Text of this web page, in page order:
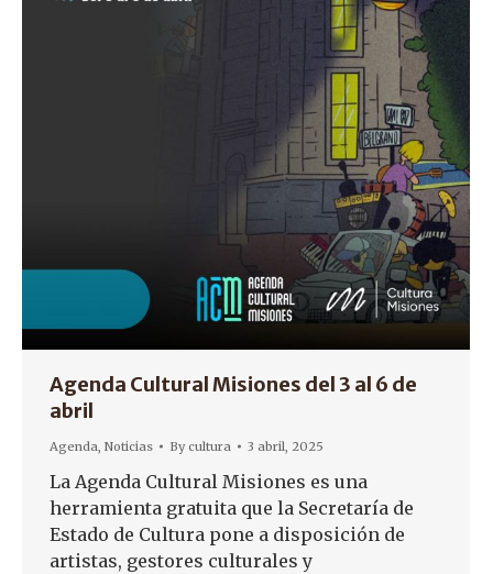
Agenda Cultural Misiones del 3 al 6 de
abril
Agenda Noticias Bycultura 3 abril, 2025
La Agenda Cultural Misiones es una
herramienta gratuita que la Secretaría de
Estado de Cultura pone a disposición de
artistas, gestores culturales y